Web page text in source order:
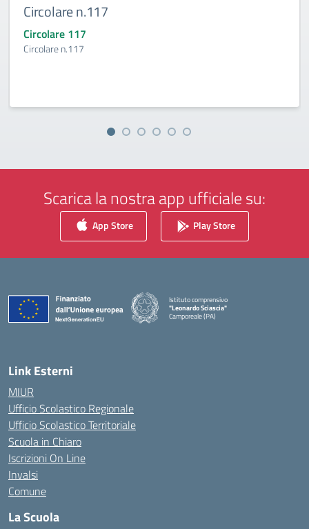
Circolare n.117
Circolare 117
Circolare n.117
Scarica la nostra app ufficiale su:
App Store Play Store
Istituto comprensivo
"Leonardo Sciascia"
Camporeale (PA)
— Visita la pagina iniziale della scuola
Link Esterni
MIUR
Ufficio Scolastico Regionale
Ufficio Scolastico Territoriale
Scuola in Chiaro
Iscrizioni On Line
Invalsi
Comune
La Scuola